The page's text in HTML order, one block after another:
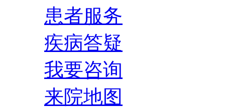
患者服务
疾病答疑
我要咨询
来院地图